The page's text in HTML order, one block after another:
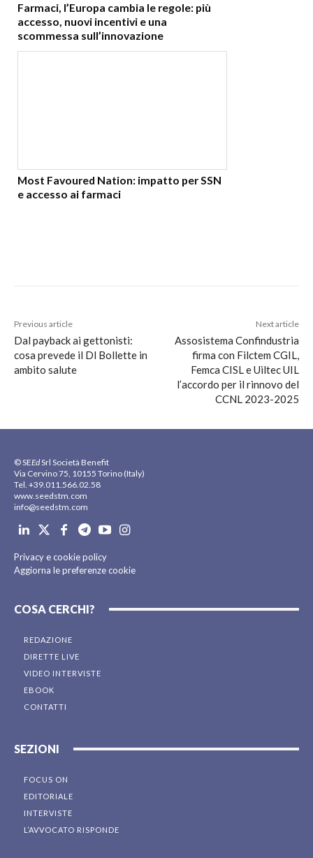
Farmaci, l’Europa cambia le regole: più
accesso, nuovi incentivi e una
scommessa sull’innovazione
Most Favoured Nation: impatto per SSN
e accesso ai farmaci
Previous article
Dal payback ai gettonisti:
cosa prevede il Dl Bollette in
ambito salute
Next article
Assosistema Confindustria
firma con Filctem CGIL,
Femca CISL e Uiltec UIL
l’accordo per il rinnovo del
CCNL 2023-2025
© SEEdSrl Società Benefit
Via Cervino 75, 10155 Torino (Italy)
Tel. +39.011.566.02.58
www.seedstm.com
info@seedstm.com
Privacy e cookie policy
Aggiorna le preferenze cookie
COSA CERCHI?
REDAZIONE
DIRETTE LIVE
VIDEO INTERVISTE
EBOOK
CONTATTI
SEZIONI
FOCUS ON
EDITORIALE
INTERVISTE
L’AVVOCATO RISPONDE